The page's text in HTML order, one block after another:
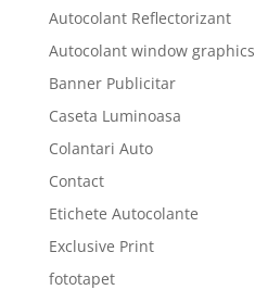
Autocolant Reflectorizant
Autocolant window graphics
Banner Publicitar
Caseta Luminoasa
Colantari Auto
Contact
Etichete Autocolante
Exclusive Print
fototapet